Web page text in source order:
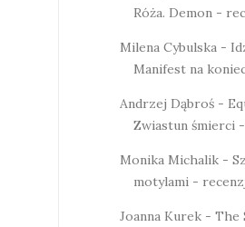
Róża. Demon -
Milena Cybulska -
Manifest na
Andrzej Dąbroś -
Zwiastun śmierci
Monika Michalik -
motylami -
Joanna Kurek -